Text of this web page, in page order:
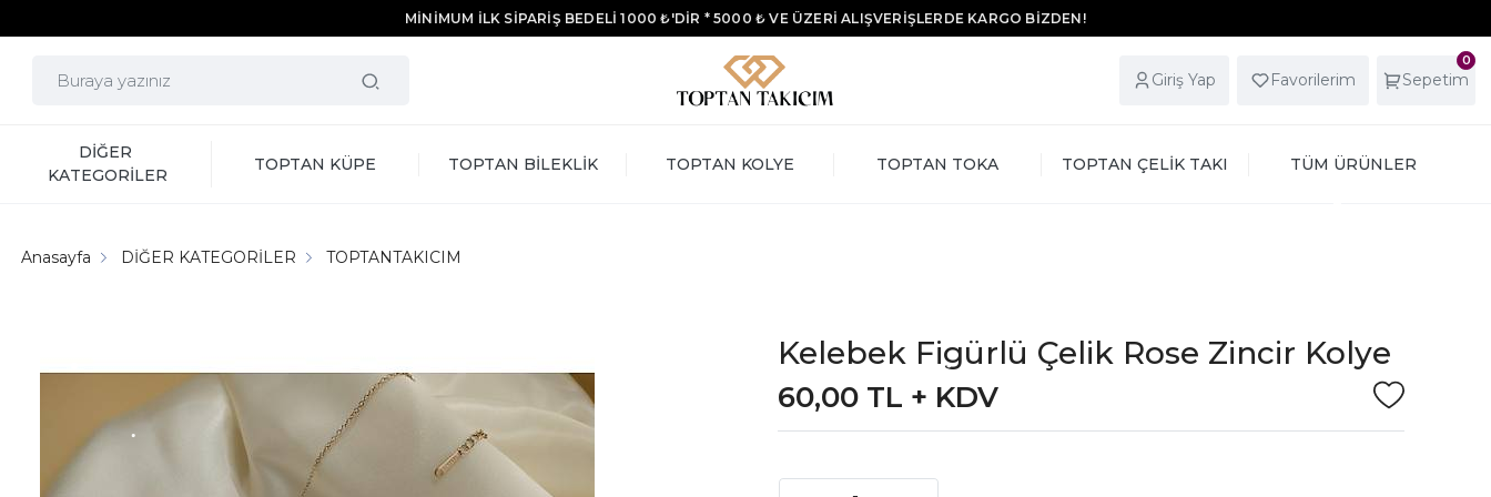
MİNİMUM İLK SİPARİŞ BEDELİ 1000 ₺'DİR * 5000 ₺ VE ÜZERİ ALIŞVERİŞLERDE KARGO BİZDEN!
Giriş Yap Favorilerim
0
Sepetim
DİĞER
KATEGORİLER
TOPTAN KÜPE TOPTAN BİLEKLİK TOPTAN KOLYE TOPTAN TOKA TOPTAN ÇELİK TAKI TÜM ÜRÜNLER
Anasayfa DİĞER KATEGORİLER TOPTANTAKICIM
Kelebek Figürlü Çelik Rose Zincir Kolye
60,00 TL + KDV